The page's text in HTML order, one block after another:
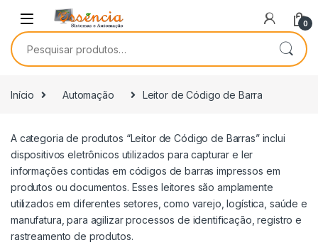
0
Início Automação Leitor de Código de Barra
A categoria de produtos “Leitor de Código de Barras” inclui
dispositivos eletrônicos utilizados para capturar e ler
informações contidas em códigos de barras impressos em
produtos ou documentos. Esses leitores são amplamente
utilizados em diferentes setores, como varejo, logística, saúde e
manufatura, para agilizar processos de identificação, registro e
rastreamento de produtos.